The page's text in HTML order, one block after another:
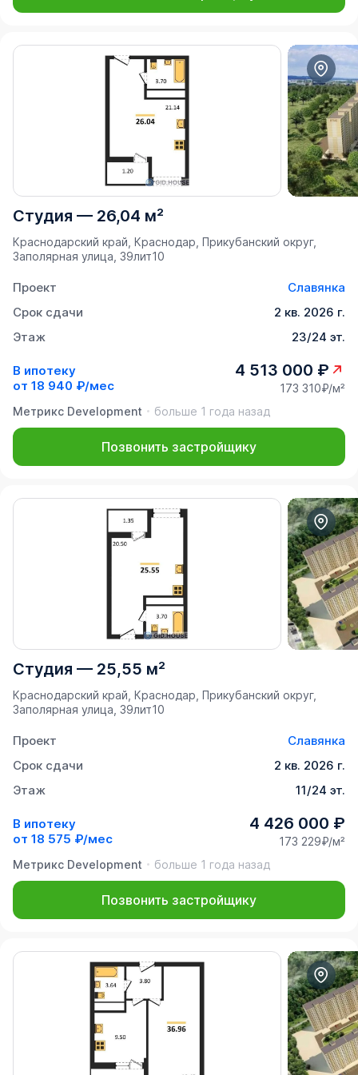
Студия — 26,04 м²
Краснодарский край, Краснодар, Прикубанский округ,
Заполярная улица, 39лит10
Проект
Славянка
Срок сдачи
2 кв. 2026 г.
Этаж
23/24 эт.
В ипотеку
от 18 940 ₽/мес
4 513 000 ₽
173 310₽/м²
Метрикс Development
больше 1 года назад
Позвонить застройщику
Студия — 25,55 м²
Краснодарский край, Краснодар, Прикубанский округ,
Заполярная улица, 39лит10
Проект
Славянка
Срок сдачи
2 кв. 2026 г.
Этаж
11/24 эт.
В ипотеку
от 18 575 ₽/мес
4 426 000 ₽
173 229₽/м²
Метрикс Development
больше 1 года назад
Позвонить застройщику